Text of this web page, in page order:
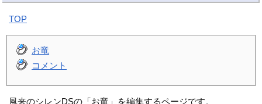
TOP
お竜
コメント
風来のシレンDSの「お竜」を編集するページです。